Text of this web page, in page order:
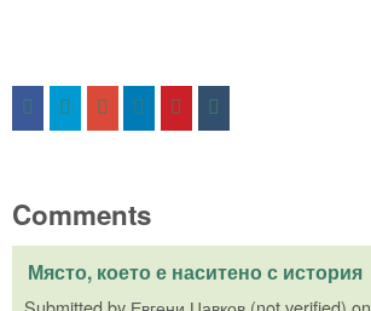
Comments
Място, което е наситено с история